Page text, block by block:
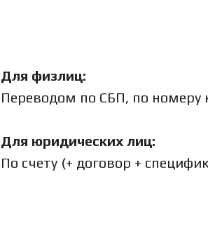
Для физлиц:
Переводом по СБП, по номеру
Для юридических лиц:
По счету (+ договор +